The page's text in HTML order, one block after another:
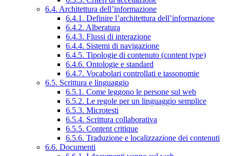
6.4. Architettura dell’informazione
6.4.1. Definire l’architettura dell’informazione
6.4.2. Alberatura
6.4.3. Flussi di interazione
6.4.4. Sistemi di navigazione
6.4.5. Tipologie di contenuto (content type)
6.4.6. Ontologie e standard
6.4.7. Vocabolari controllati e tassonomie
6.5. Scrittura e linguaggio
6.5.1. Come leggono le persone sul web
6.5.2. Le regole per un linguaggio semplice
6.5.3. Microtesti
6.5.4. Scrittura collaborativa
6.5.5. Content critique
6.5.6. Traduzione e localizzazione dei contenuti
6.6. Documenti